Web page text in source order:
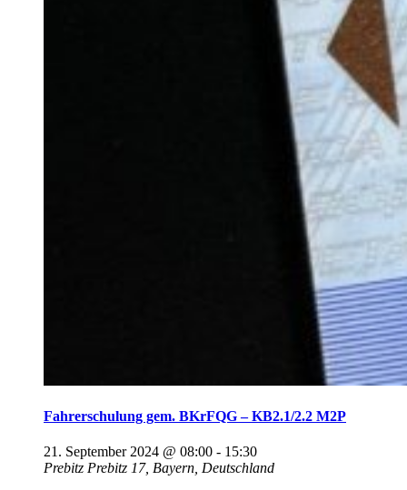
Fahrerschulung gem. BKrFQG – KB2.1/2.2 M2P
21. September 2024 @ 08:00 - 15:30
Prebitz Prebitz 17, Bayern, Deutschland